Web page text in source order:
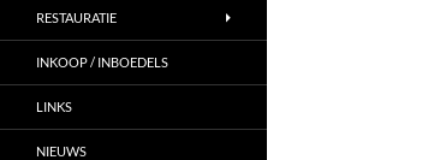
RESTAURATIE
INKOOP / INBOEDELS
LINKS
NIEUWS